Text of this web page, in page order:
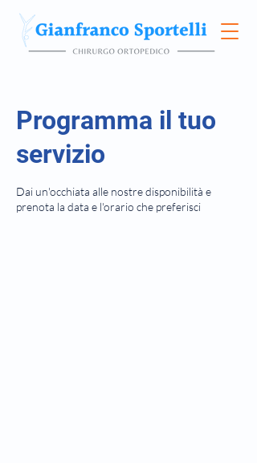
Programma il tuo
servizio
Dai un'occhiata alle nostre disponibilità e
prenota la data e l'orario che preferisci